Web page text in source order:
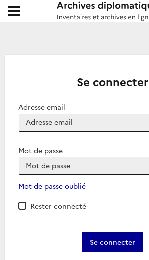
Archives diplomatiques
Ouvrir le menu déroulant
Se connecter
Adresse email
Mot de passe
Mot de passe oublié
Rester connecté
Se connecter